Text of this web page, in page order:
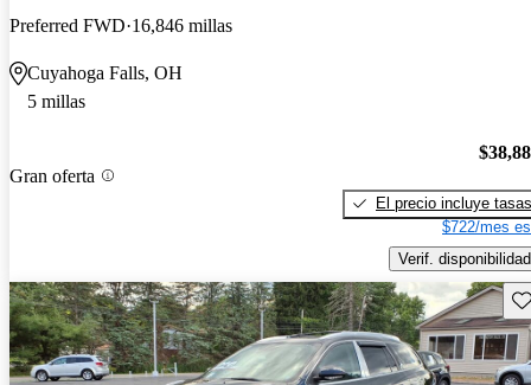
Preferred FWD 16,846 millas
Cuyahoga Falls, OH
5 millas
Gran oferta
El precio incluye tasas
$722/mes
Verif. disponibilidad